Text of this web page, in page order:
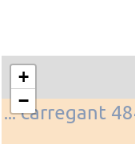
... carregant
+
−